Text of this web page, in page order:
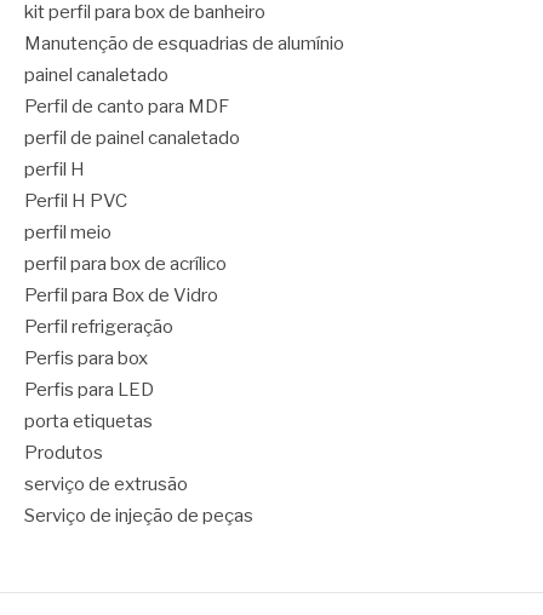
kit perfil para box de banheiro
Manutenção de esquadrias de alumínio
painel canaletado
Perfil de canto para MDF
perfil de painel canaletado
perfil H
Perfil H PVC
perfil meio
perfil para box de acrílico
Perfil para Box de Vidro
Perfil refrigeração
Perfis para box
Perfis para LED
porta etiquetas
Produtos
serviço de extrusão
Serviço de injeção de peças